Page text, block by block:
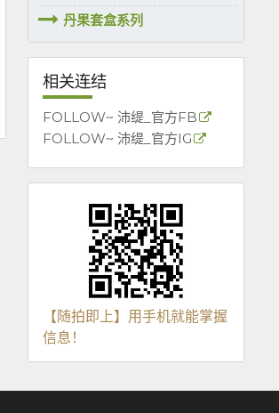
丹果套盒系列
相关连结
FOLLOW~ 沛缇_官方FB
FOLLOW~ 沛缇_官方IG
【随拍即上】用手机就能掌握
信息！